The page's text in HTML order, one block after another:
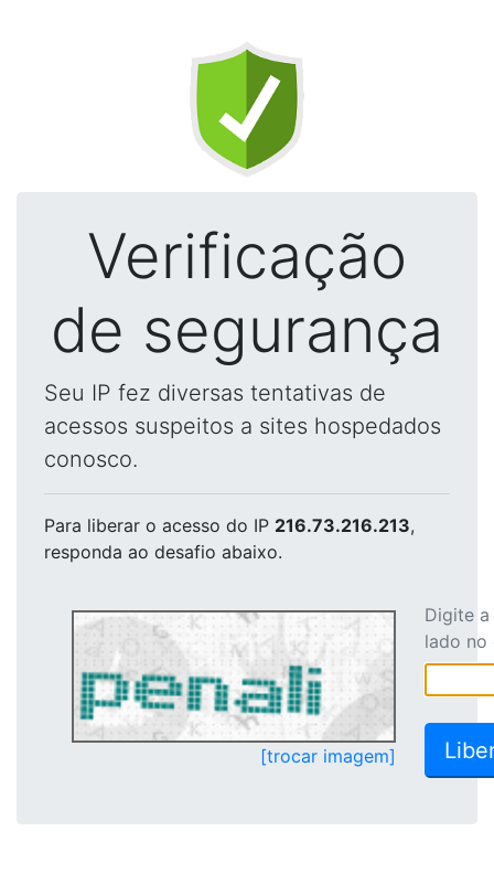
Verificação
de segurança
Seu IP fez diversas tentativas de
acessos suspeitos a sites hospedados
conosco.
Para liberar o acesso do IP 216.73.216.213,
responda ao desafio abaixo.
[trocar imagem]
Digite
lado no